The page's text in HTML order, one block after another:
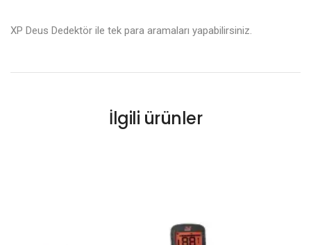
XP Deus Dedektör ile tek para aramaları yapabilirsiniz.
İlgili ürünler